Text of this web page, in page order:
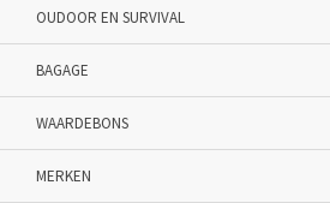
OUDOOR EN SURVIVAL
BAGAGE
WAARDEBONS
MERKEN